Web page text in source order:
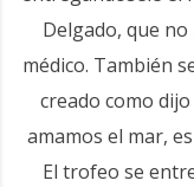
Delgado, que
médico. También
creado como
amamos el mar,
El trofeo se